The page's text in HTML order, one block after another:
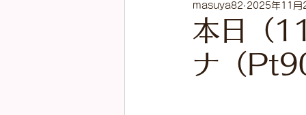
営業カレンダー
本日（
ナ（
masuya82 2025年11月